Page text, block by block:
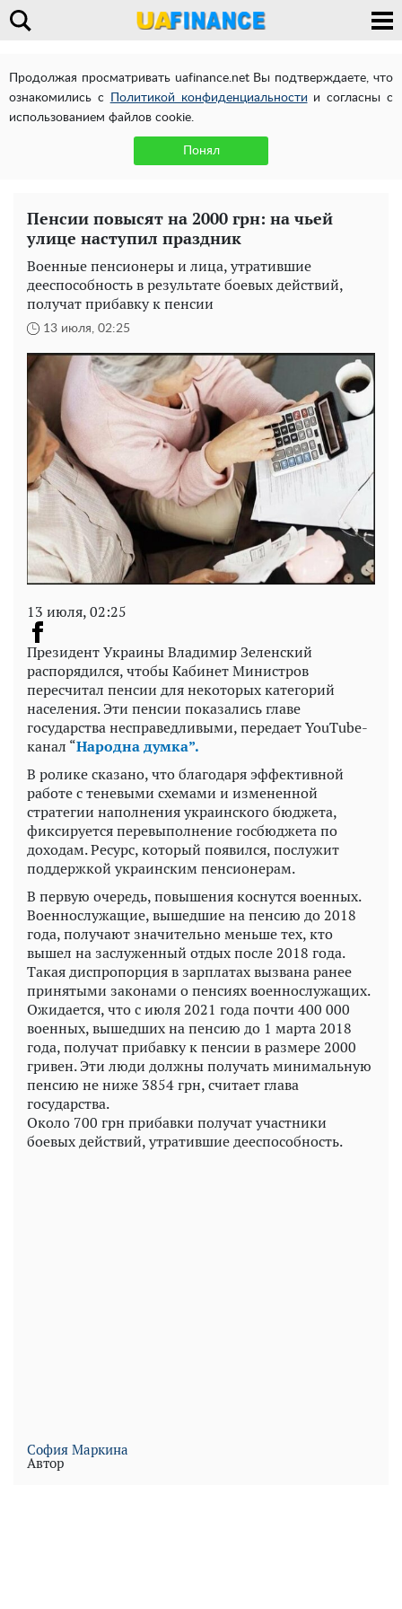
Продолжая просматривать uafinance.net Вы подтверждаете, что
ознакомились с
Политикой конфиденциальности и согласны с
использованием файлов cookie.
Понял
Пенсии повысят на 2000 грн: на чьей
улице наступил праздник
Военные пенсионеры и лица, утратившие
дееспособность в результате боевых действий,
получат прибавку к пенсии
13 июля, 02:25
13 июля, 02:25
Президент Украины Владимир Зеленский
распорядился, чтобы Кабинет Министров
пересчитал пенсии для некоторых категорий
населения. Эти пенсии показались главе
государства несправедливыми, передает YouTube-
канал “Народна думка”.
В ролике сказано, что благодаря эффективной
работе с теневыми схемами и измененной
стратегии наполнения украинского бюджета,
фиксируется перевыполнение госбюджета по
доходам. Ресурс, который появился, послужит
поддержкой украинским пенсионерам.
В первую очередь, повышения коснутся военных.
Военнослужащие, вышедшие на пенсию до 2018
года, получают значительно меньше тех, кто
вышел на заслуженный отдых после 2018 года.
Такая диспропорция в зарплатах вызвана ранее
принятыми законами о пенсиях военнослужащих.
Ожидается, что с июля 2021 года почти 400 000
военных, вышедших на пенсию до 1 марта 2018
года, получат прибавку к пенсии в размере 2000
гривен. Эти люди должны получать минимальную
пенсию не ниже 3854 грн, считает глава
государства.
Около 700 грн прибавки получат участники
боевых действий, утратившие дееспособность.
София Маркина
Автор